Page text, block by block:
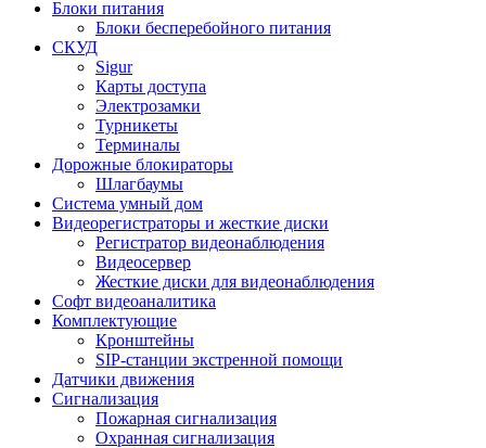
Блоки питания
Блоки бесперебойного питания
СКУД
Sigur
Карты доступа
Электрозамки
Турникеты
Терминалы
Дорожные блокираторы
Шлагбаумы
Cистема умный дом
Видеорегистраторы и жесткие диски
Регистратор видеонаблюдения
Видеосервер
Жесткие диски для видеонаблюдения
Софт видеоаналитика
Комплектующие
Кронштейны
SIP-станции экстренной помощи
Датчики движения
Сигнализация
Пожарная сигнализация
Охранная сигнализация